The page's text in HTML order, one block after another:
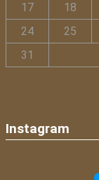
17
18
24
25
31
Instagram